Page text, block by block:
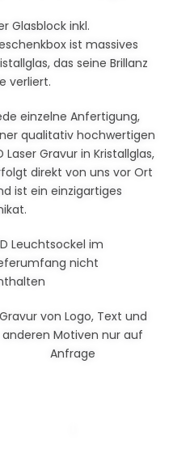
Glasblock inkl.
ist massives
das seine Brillanz
verliert.
einzelne Anfertigung,
qualitativ hochwertigen
Laser Gravur in Kristallglas,
direkt von uns vor Ort
ist ein einzigartiges
Leuchtsockel im
nicht
Gravur von Logo, Text und
anderen Motiven nur auf
Anfrage